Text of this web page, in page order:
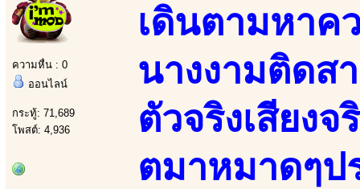
ความหื่น : 0
ออนไลน์
กระทู้: 71,689
โพสต์: 4,936
เดินตามหาค
นางงามติดส
ตัวจริงเสียง
ตมาหมาดๆป